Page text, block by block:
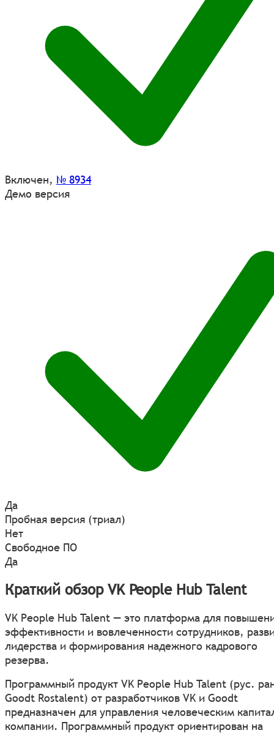
Включен, № 8934
Демо версия
Да
Пробная версия (триал)
Нет
Свободное ПО
Да
Краткий обзор VK People Hub Talent
VK People Hub Talent — это платформа для
эффективности и вовлеченности сотрудников,
лидерства и формирования надежного кадрового
резерва.
Программный продукт VK People Hub Talent (рус.
Goodt Rostalent) от разработчиков VK и Goodt
предназначен для управления человеческим
компании. Программный продукт ориентирован на